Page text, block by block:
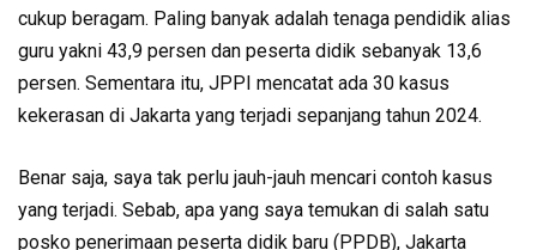
cukup beragam. Paling banyak adalah tenaga pendidik alias
guru yakni 43,9 persen dan peserta didik sebanyak 13,6
persen. Sementara itu, JPPI mencatat ada 30 kasus
kekerasan di Jakarta yang terjadi sepanjang tahun 2024.
Benar saja, saya tak perlu jauh-jauh mencari contoh kasus
yang terjadi. Sebab, apa yang saya temukan di salah satu
posko penerimaan peserta didik baru (PPDB), Jakarta